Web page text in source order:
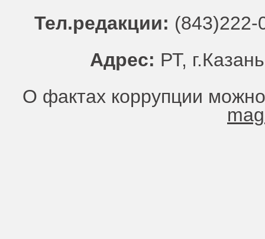
Тел.редакции:
Адрес: РТ,
О фактах коррупции